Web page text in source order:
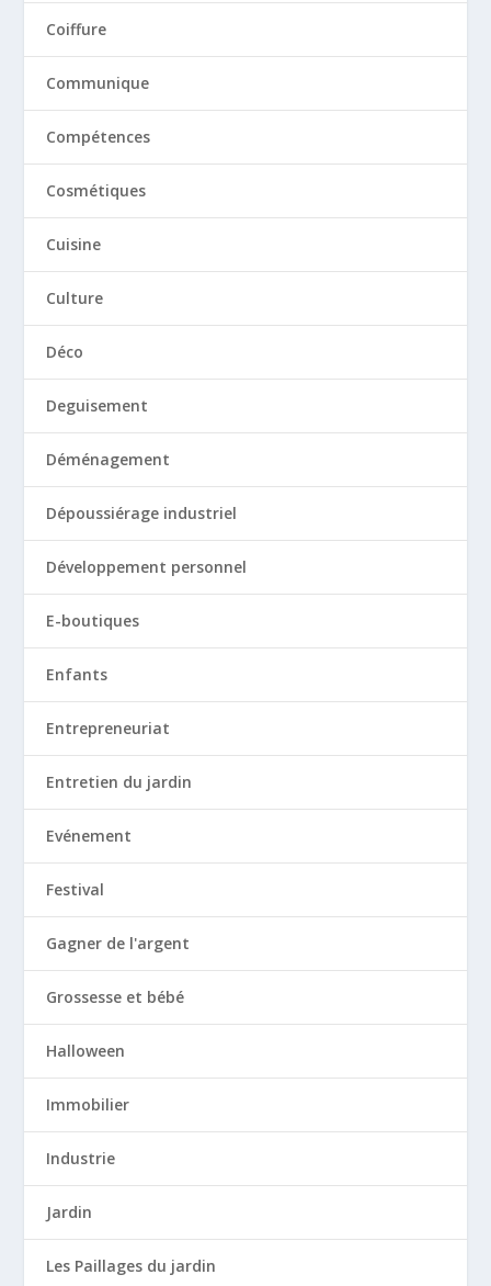
Coiffure
Communique
Compétences
Cosmétiques
Cuisine
Culture
Déco
Deguisement
Déménagement
Dépoussiérage industriel
Développement personnel
E-boutiques
Enfants
Entrepreneuriat
Entretien du jardin
Evénement
Festival
Gagner de l'argent
Grossesse et bébé
Halloween
Immobilier
Industrie
Jardin
Les Paillages du jardin